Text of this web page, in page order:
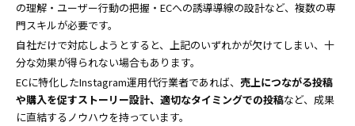
の理解・ユーザー行動の把握・ECへの誘導導線の設計など、複数の専
門スキルが必要です。
自社だけで対応しようとすると、上記のいずれかが欠けてしまい、十
分な効果が得られない場合もあります。
ECに特化したInstagram運用代行業者であれば、 売上につながる投稿
や購入を促すストーリー設計、適切なタイミングでの投稿など、成果
に直結するノウハウを持っています。